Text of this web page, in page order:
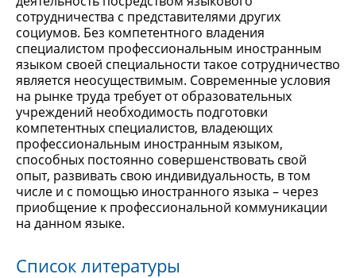
сотрудничества с представителями других
социумов. Без компетентного владения
специалистом профессиональным иностранным
языком своей специальности такое сотрудничество
является неосуществимым. Современные условия
на рынке труда требует от образовательных
учреждений необходимость подготовки
компетентных специалистов, владеющих
профессиональным иностранным языком,
способных постоянно совершенствовать свой
опыт, развивать свою индивидуальность, в том
числе и с помощью иностранного языка – через
приобщение к профессиональной коммуникации
на данном языке.
Список литературы